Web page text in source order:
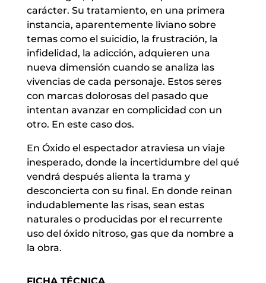
carácter. Su tratamiento, en una primera
instancia, aparentemente liviano sobre
temas como el suicidio, la frustración, la
infidelidad, la adicción, adquieren una
nueva dimensión cuando se analiza las
vivencias de cada personaje. Estos seres
con marcas dolorosas del pasado que
intentan avanzar en complicidad con un
otro. En este caso dos.
En Óxido el espectador atraviesa un viaje
inesperado, donde la incertidumbre del qué
vendrá después alienta la trama y
desconcierta con su final. En donde reinan
indudablemente las risas, sean estas
naturales o producidas por el recurrente
uso del óxido nitroso, gas que da nombre a
la obra.